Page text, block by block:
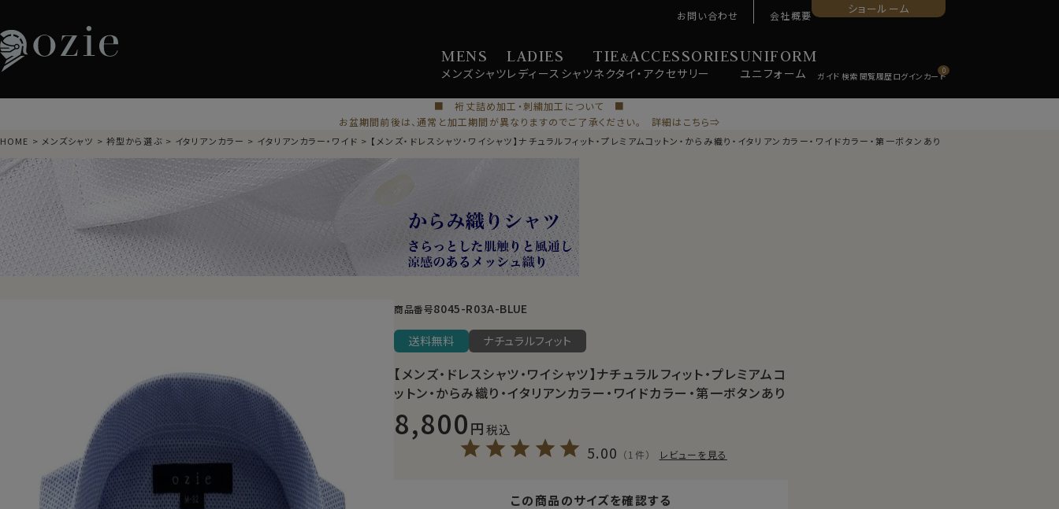
MENS
メンズシャツ
LADIES
レディース シャツ
TIE&ACCESSORIES
ネクタイ・ アクセサリー
UNIFORM
ユニ フォーム
お問い合わせ 会社概要 ショールーム
0
■ 裄丈詰め加工・刺繍加工について ■
お盆期間前後は、通常と加工期間が異なりますのでご了承ください。 詳細はこちら⇒
HOME メンズシャツ 衿型から選ぶ イタリアンカラー イタリアンカラー・ワイド 【メンズ・ドレスシャツ・ワイシャツ】ナチュラルフィット・プレミアムコットン・からみ織り・イタリアンカラー・ワイドカラー・第一ボタンあり
商品番号8045-R03A-BLUE
送料無料 ナチュラルフィット
【メンズ・ドレスシャツ・ワイシャツ】ナチュラルフィット・プレミアムコ
ットン・からみ織り・イタリアンカラー・ワイドカラー・第一ボタンあり
8,800 税込
5.00 （1件） レビューを見る
この商品のサイズを確認する